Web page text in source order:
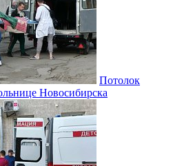
Потолок
Новосибирска